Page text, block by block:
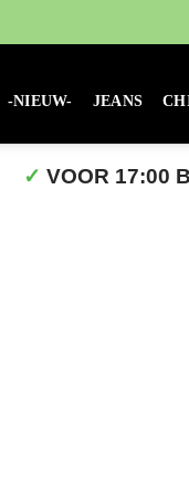
-NIEUW- JEANS
✓ VOOR 17:00